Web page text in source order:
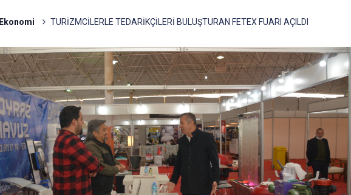
Ekonomi TURİZMCİLERLE TEDARİKÇİLERİ BULUŞTURAN FETEX FUARI AÇILDI